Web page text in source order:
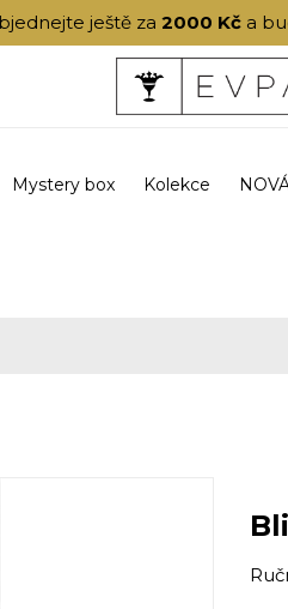
ještě za2000 Kč a
Mystery box Kolekce